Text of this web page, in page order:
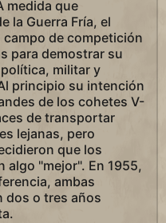
medida que
la Guerra Fría, el
de competición
para demostrar su
militar y
principio su intención
de los cohetes V-
de transportar
lejanas, pero
que los
algo "mejor". En 1955,
ambas
dos o tres años